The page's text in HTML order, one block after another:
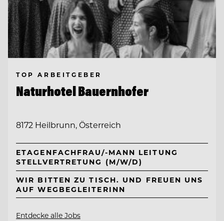
TOP ARBEITGEBER
Naturhotel Bauernhofer
8172 Heilbrunn, Österreich
ETAGENFACHFRAU/-MANN LEITUNG
STELLVERTRETUNG (M/W/D)
WIR BITTEN ZU TISCH. UND FREUEN UNS
AUF WEGBEGLEITERINN
Entdecke alle Jobs